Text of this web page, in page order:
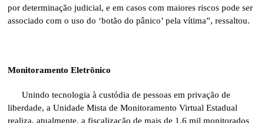
por determinação judicial, e em casos com maiores riscos pode ser
associado com o uso do ‘botão do pânico’ pela vítima”, ressaltou.
Monitoramento Eletrônico
Unindo tecnologia à custódia de pessoas em privação de
liberdade, a Unidade Mista de Monitoramento Virtual Estadual
realiza, atualmente, a fiscalização de mais de 1,6 mil monitorados